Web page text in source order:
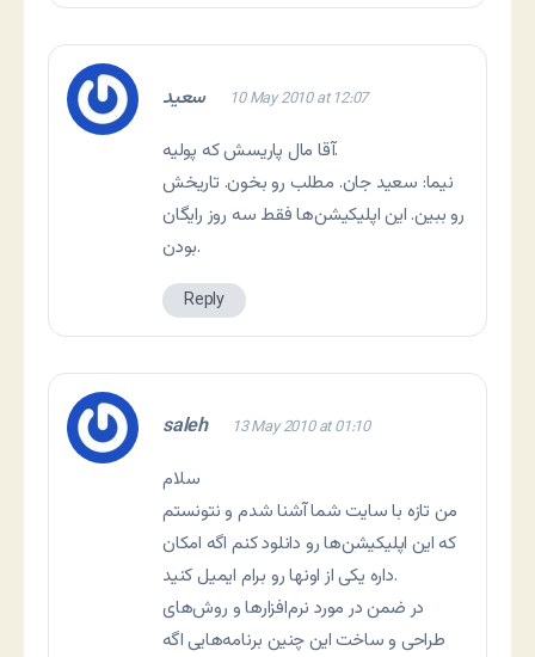
سعید 10 May 2010 at 12:07
آقا مال پاریسش که پولیه.
نیما: سعید جان. مطلب رو بخون. تاریخش
رو ببین. این اپلیکیشن‌ها فقط سه روز رایگان
بودن.
Reply
saleh 13 May 2010 at 01:10
سلام
من تازه با سایت شما آشنا شدم و نتونستم
که این اپلیکیشن‌ها رو دانلود کنم اگه امکان
داره یکی از اونها رو برام ایمیل کنید.
در ضمن در مورد نرم‌افزارها و روش‌های
طراحی و ساخت این چنین برنامه‌هایی اگه